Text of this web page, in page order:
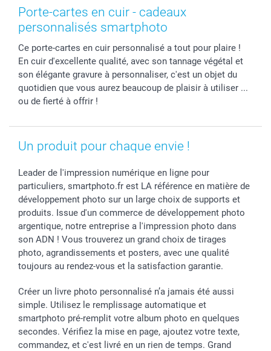
Coques smartphone
Stickers & Etiquettes
Dénicheur d'idées cadeau
Fête des Mères
Fête des Pères
Baptême
Toussaint
Rentrée des classes
Saint-Valentin
Droit de rétraction
Gestion des cookies
Tarifs
Partenariats & Influence
Investisseurs
Aide
Livraison
Modes de paiement
Grandes quantités
Statut de ma commande
Porte-cartes en cuir - cadeaux
personnalisés smartphoto
Ce porte-cartes en cuir personnalisé a tout pour plaire !
En cuir d'excellente qualité, avec son tannage végétal et
son élégante gravure à personnaliser, c'est un objet du
quotidien que vous aurez beaucoup de plaisir à utiliser ...
ou de fierté à offrir !
Un produit pour chaque envie !
Leader de l'impression numérique en ligne pour
particuliers, smartphoto.fr est LA référence en matière de
développement photo sur un large choix de supports et
produits. Issue d'un commerce de développement photo
argentique, notre entreprise a l'impression photo dans
son ADN ! Vous trouverez un grand choix de tirages
photo, agrandissements et posters, avec une qualité
toujours au rendez-vous et la satisfaction garantie.
Créer un livre photo personnalisé n’a jamais été aussi
simple. Utilisez le remplissage automatique et
smartphoto pré-remplit votre album photo en quelques
secondes. Vérifiez la mise en page, ajoutez votre texte,
commandez, et c'est livré en un rien de temps. Grand